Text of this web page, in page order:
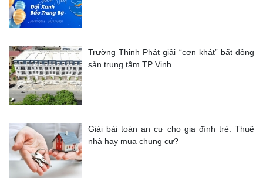
Trường Thịnh Phát giải “cơn khát” bất động
sản trung tâm TP Vinh
Giải bài toán an cư cho gia đình trẻ: Thuê
nhà hay mua chung cư?